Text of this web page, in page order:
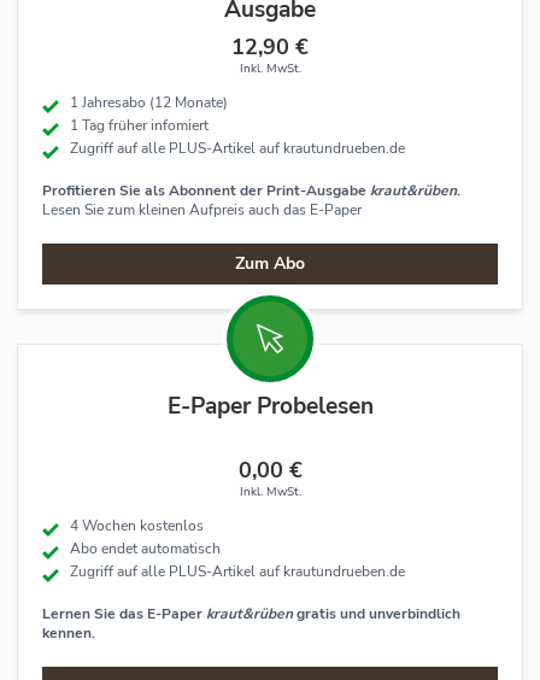
Ausgabe
12,90 €
Inkl. MwSt.
1 Jahresabo (12 Monate)
1 Tag früher infomiert
Zugriff auf alle PLUS-Artikel auf krautundrueben.de
Profitieren Sie als Abonnent der Print-Ausgabe kraut&rüben.
Lesen Sie zum kleinen Aufpreis auch das E-Paper
Zum Abo
E-Paper Probelesen
0,00 €
Inkl. MwSt.
4 Wochen kostenlos
Abo endet automatisch
Zugriff auf alle PLUS-Artikel auf krautundrueben.de
Lernen Sie das E-Paper kraut&rübengratis und unverbindlich
kennen.